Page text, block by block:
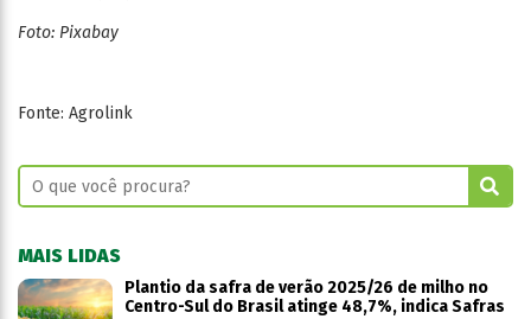
Foto: Pixabay
Fonte: Agrolink
MAIS LIDAS
Plantio da safra de verão 2025/26 de milho no
Centro-Sul do Brasil atinge 48,7%, indica Safras